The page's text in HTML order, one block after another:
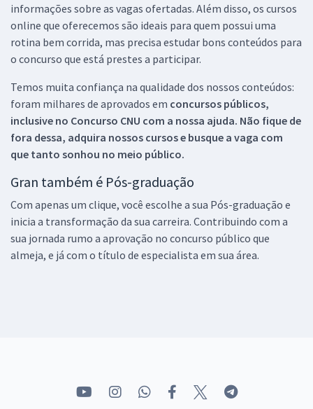
informações sobre as vagas ofertadas. Além disso, os cursos
online que oferecemos são ideais para quem possui uma
rotina bem corrida, mas precisa estudar bons conteúdos para
o concurso que está prestes a participar.
Temos muita confiança na qualidade dos nossos conteúdos:
foram milhares de aprovados em concursos públicos,
inclusive no Concurso CNU com a nossa ajuda. Não fique de
fora dessa, adquira nossos cursos e busque a vaga com
que tanto sonhou no meio público.
Gran também é Pós-graduação
Com apenas um clique, você escolhe a sua Pós-graduação e
inicia a transformação da sua carreira. Contribuindo com a
sua jornada rumo a aprovação no concurso público que
almeja, e já com o título de especialista em sua área.